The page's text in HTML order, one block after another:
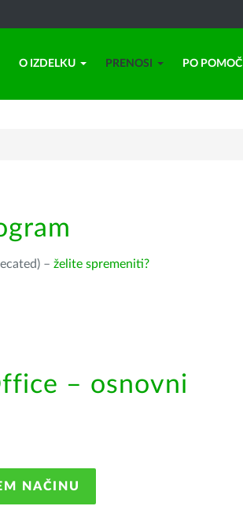
O IZDELKU PRENOSI PO POMOČ
– želite spremeniti?
– osnovni
NAČINU